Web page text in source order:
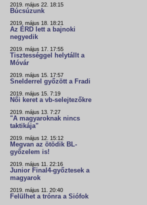
2019. május 22. 18:15
Búcsúzunk
2019. május 18. 18:21
Az ÉRD lett a bajnoki
negyedik
2019. május 17. 17:55
Tisztességgel helytállt a
Móvár
2019. május 15. 17:57
Snelderrel győzött a Fradi
2019. május 15. 7:19
Női keret a vb-selejtezőkre
2019. május 13. 7:27
"A magyaroknak nincs
taktikája"
2019. május 12. 15:12
Megvan az ötödik BL-
győzelem is!
2019. május 11. 22:16
Junior Final4-győztesek a
magyarok
2019. május 11. 20:40
Felülhet a trónra a Siófok